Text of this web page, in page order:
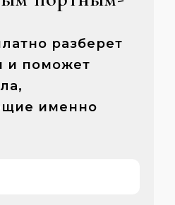
разберет
и поможет
именно